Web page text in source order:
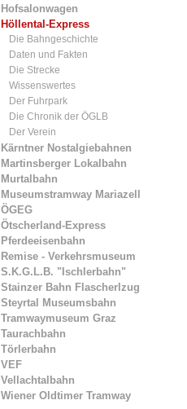
Hofsalonwagen
Höllental-Express
Die Bahngeschichte
Daten und Fakten
Die Strecke
Wissenswertes
Der Fuhrpark
Die Chronik der ÖGLB
Der Verein
Kärntner Nostalgiebahnen
Martinsberger Lokalbahn
Murtalbahn
Museumstramway Mariazell
ÖGEG
Ötscherland-Express
Pferdeeisenbahn
Remise - Verkehrsmuseum
S.K.G.L.B. "Ischlerbahn"
Stainzer Bahn Flascherlzug
Steyrtal Museumsbahn
Tramwaymuseum Graz
Taurachbahn
Törlerbahn
VEF
Vellachtalbahn
Wiener Oldtimer Tramway